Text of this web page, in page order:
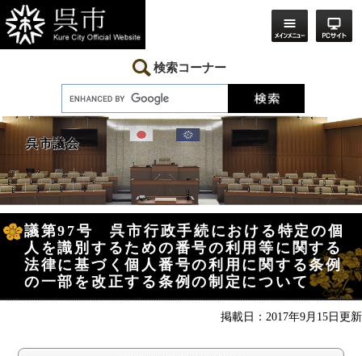
ー
ジ
の
ニ
ュ
ー
て
検索コーナー
呉市議会
文
議第97号 呉市行政手続における特定の個
人を識別するための番号の利用等に関する
法律に基づく個人番号の利用に関する条例
の一部を改正する条例の制定について
掲載日：2017年9月15日更新